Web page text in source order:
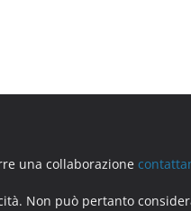
una collaborazione
Non può pertanto